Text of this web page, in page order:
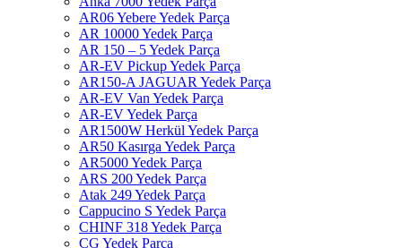
AR06 Yebere Yedek Parça
AR 10000 Yedek Parça
AR 150 – 5 Yedek Parça
AR-EV Pickup Yedek Parça
AR150-A JAGUAR Yedek Parça
AR-EV Van Yedek Parça
AR-EV Yedek Parça
AR1500W Herkül Yedek Parça
AR50 Kasırga Yedek Parça
AR5000 Yedek Parça
ARS 200 Yedek Parça
Atak 249 Yedek Parça
Cappucino S Yedek Parça
CHINF 318 Yedek Parça
CG Yedek Parça